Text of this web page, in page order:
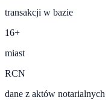
transakcji w bazie
16+
miast
RCN
dane z aktów notarialnych